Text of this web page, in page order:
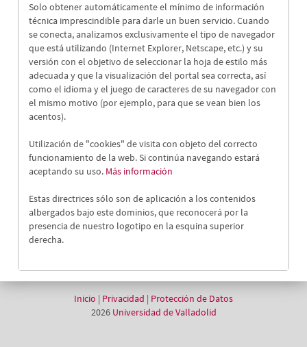
Solo obtener automáticamente el mínimo de información
técnica imprescindible para darle un buen servicio. Cuando
se conecta, analizamos exclusivamente el tipo de navegador
que está utilizando (Internet Explorer, Netscape, etc.) y su
versión con el objetivo de seleccionar la hoja de estilo más
adecuada y que la visualización del portal sea correcta, así
como el idioma y el juego de caracteres de su navegador con
el mismo motivo (por ejemplo, para que se vean bien los
acentos).
Utilización de "cookies" de visita con objeto del correcto
funcionamiento de la web. Si continúa navegando estará
aceptando su uso. Más información
Estas directrices sólo son de aplicación a los contenidos
albergados bajo este dominios, que reconocerá por la
presencia de nuestro logotipo en la esquina superior
derecha.
Inicio | Privacidad | Protección de Datos
2026 Universidad de Valladolid